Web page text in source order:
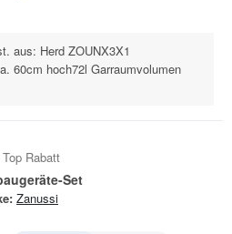
aus: Herd ZOUNX3X1
60cm hoch72l Garraumvolumen
Top Rabatt
Set
Zanussi